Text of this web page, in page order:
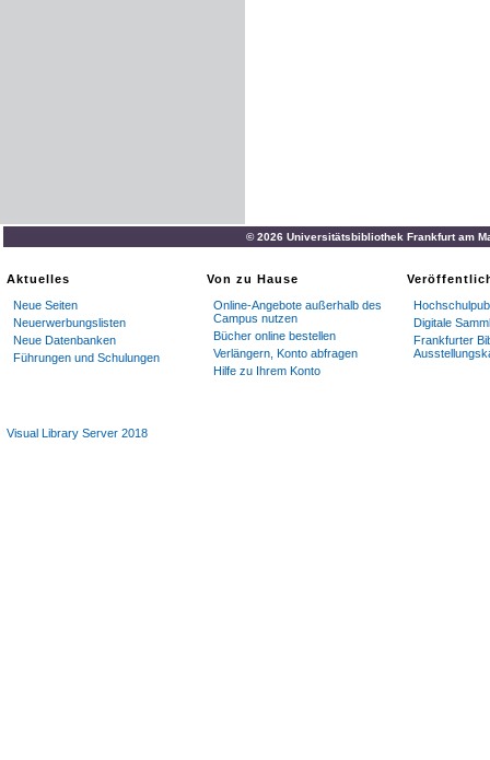
© 2026 Universitätsbibliothek Frankfurt am
Aktuelles
Neue Seiten
Neuerwerbungslisten
Neue Datenbanken
Führungen und Schulungen
Von zu Hause
Online-Angebote außerhalb des
Campus nutzen
Bücher online bestellen
Verlängern, Konto abfragen
Hilfe zu Ihrem Konto
Digitale
Frankfurter
Visual Library Server 2018